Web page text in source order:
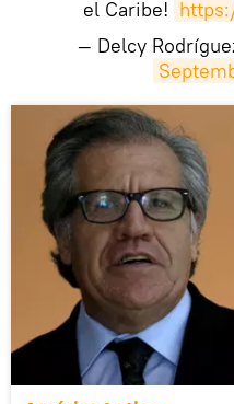
el Caribe!
— Delcy